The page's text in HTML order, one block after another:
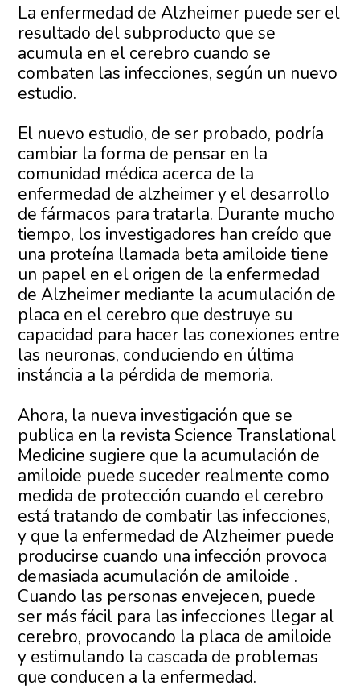
La enfermedad de Alzheimer puede ser el
resultado del subproducto que se
acumula en el cerebro cuando se
combaten las infecciones, según un nuevo
estudio.
El nuevo estudio, de ser probado, podría
cambiar la forma de pensar en la
comunidad médica acerca de la
enfermedad de alzheimer y el desarrollo
de fármacos para tratarla. Durante mucho
tiempo, los investigadores han creído que
una proteína llamada beta amiloide tiene
un papel en el origen de la enfermedad
de Alzheimer mediante la acumulación de
placa en el cerebro que destruye su
capacidad para hacer las conexiones entre
las neuronas, conduciendo en última
instáncia a la pérdida de memoria.
Ahora, la nueva investigación que se
publica en la revista Science Translational
Medicine sugiere que la acumulación de
amiloide puede suceder realmente como
medida de protección cuando el cerebro
está tratando de combatir las infecciones,
y que la enfermedad de Alzheimer puede
producirse cuando una infección provoca
demasiada acumulación de amiloide .
Cuando las personas envejecen, puede
ser más fácil para las infecciones llegar al
cerebro, provocando la placa de amiloide
y estimulando la cascada de problemas
que conducen a la enfermedad.